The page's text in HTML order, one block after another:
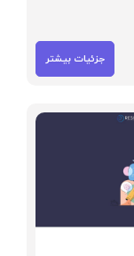
جزئیات بیشتر